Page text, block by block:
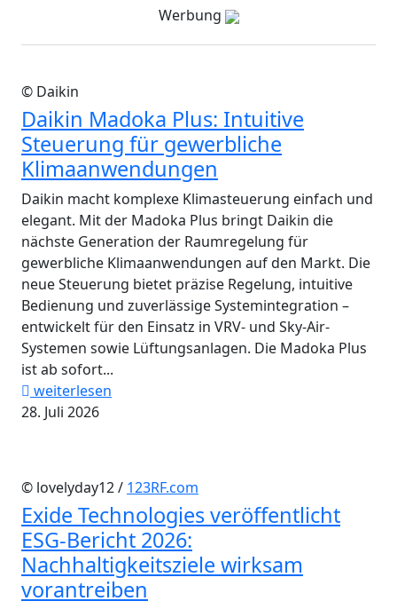
Werbung
© Daikin
Daikin Madoka Plus: Intuitive
Steuerung für gewerbliche
Klimaanwendungen
Daikin macht komplexe Klimasteuerung einfach und
elegant. Mit der Madoka Plus bringt Daikin die
nächste Generation der Raumregelung für
gewerbliche Klimaanwendungen auf den Markt. Die
neue Steuerung bietet präzise Regelung, intuitive
Bedienung und zuverlässige Systemintegration –
entwickelt für den Einsatz in VRV- und Sky-Air-
Systemen sowie Lüftungsanlagen. Die Madoka Plus
ist ab sofort...
weiterlesen
28. Juli 2026
© lovelyday12 / 123RF.com
Exide Technologies veröffentlicht
ESG-Bericht 2026:
Nachhaltigkeitsziele wirksam
vorantreiben